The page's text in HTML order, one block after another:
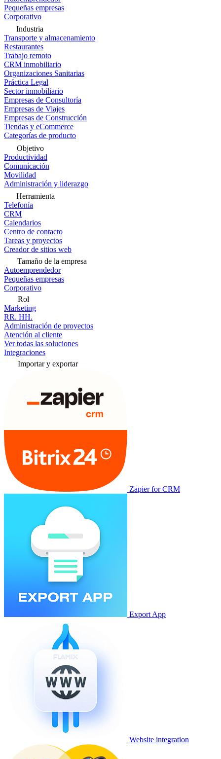
Pequeñas empresas
Corporativo
Industria
Transporte y almacenamiento
Restaurantes
Trabajo remoto
CRM inmobiliario
Organizaciones Sanitarias
Práctica Legal
Sector inmobiliario
Empresas de Consultoría
Empresas de Viajes
Empresas de Construcción
Tiendas y eCommerce
Categorías de producto
Objetivo
Productividad
Comunicación
Movilidad
Administración y liderazgo
Herramienta
Telefonía
CRM
Calendarios
Centro de contacto
Tareas y proyectos
Creador de sitios web
Tamaño de la empresa
Autoemprendedor
Pequeñas empresas
Corporativo
Rol
Marketing
RR. HH.
Administración de proyectos
Atención al cliente
Ver todas las soluciones
Integraciones
Importar y exportar
Zapier for CRM
Export App
Website integration